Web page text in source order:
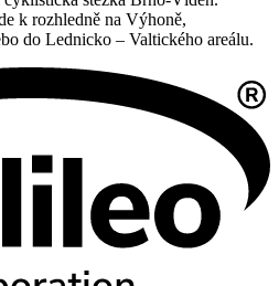
k rozhledně na Výhoně,
do Lednicko – Valtického areálu.